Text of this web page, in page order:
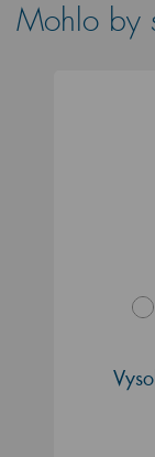
Mohlo by